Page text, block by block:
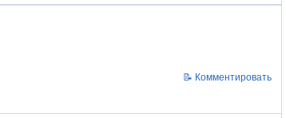
📝 Комментировать